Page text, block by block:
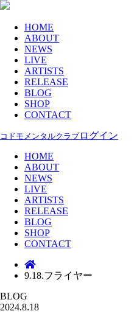
HOME
ABOUT
NEWS
LIVE
ARTISTS
RELEASE
BLOG
SHOP
CONTACT
コドモメンタルクラブ ログイン
HOME
ABOUT
NEWS
LIVE
ARTISTS
RELEASE
BLOG
SHOP
CONTACT
9.18.フライヤー
BLOG
2024.8.18